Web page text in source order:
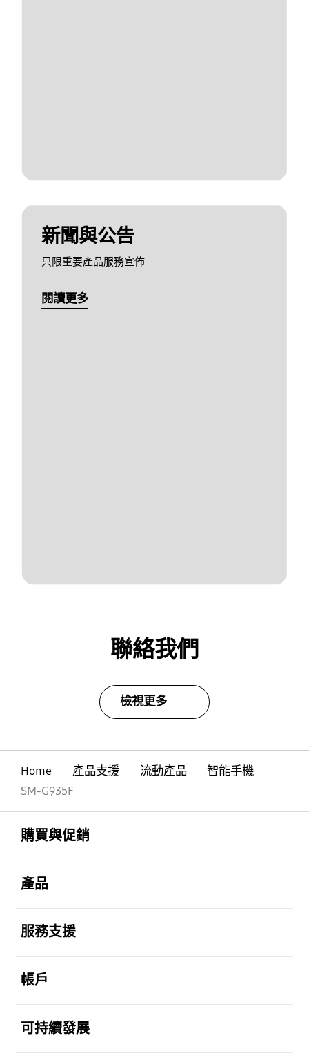
新聞與公告
只限重要產品服務宣佈
閱讀更多
聯絡我們
檢視更多
Home 產品支援 流動產品
智能手機
SM-G935F
購買與促銷
產品
服務支援
帳戶
可持續發展